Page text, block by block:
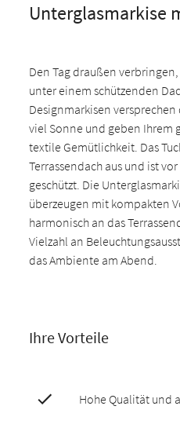
Unterglasmarkise
Den Tag draußen
unter einem schützenden
Designmarkisen
viel Sonne und geben Ihrem
textile Gemütlichkeit. Das
Terrassendach aus und ist
geschützt. Die
überzeugen mit kompakten
harmonisch an das
Vielzahl an
das Ambiente am Abend.
Ihre Vorteile
Hohe Qualität und